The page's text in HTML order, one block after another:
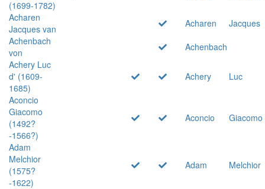
(1699-1782)
Acharen
Jacques van
Acharen
Jacques
Achenbach
von
Achenbach
Achery Luc
d' (1609-
1685)
Achery
Luc
Aconcio
Giacomo
(1492?
-1566?)
Aconcio Giacomo
Adam
Melchior
(1575?
-1622)
Adam Melchior